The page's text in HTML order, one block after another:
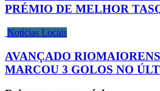
PRÉMIO DE MELHOR
Notícias Locais
AVANÇADO
MARCOU 3 GOLOS NO